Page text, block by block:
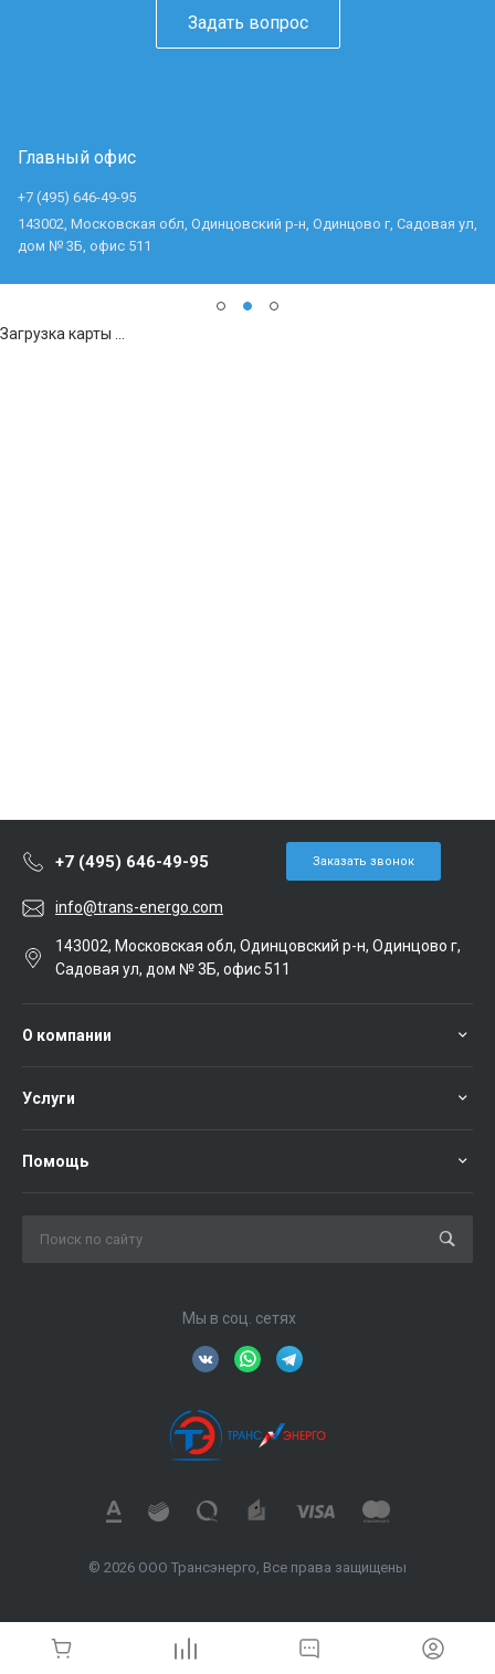
Задать вопрос
Главный офис
+7 (495) 646-49-95
143002, Московская обл, Одинцовский р-н, Одинцово г, Садовая ул,
дом № 3Б, офис 511
Загрузка карты ...
+7 (495) 646-49-95 Заказать звонок
info@trans-energo.com
143002, Московская обл, Одинцовский р-н, Одинцово г,
Садовая ул, дом № 3Б, офис 511
О компании
Услуги
Помощь
Мы в соц. сетях
© 2026 ООО Трансэнерго, Все права защищены